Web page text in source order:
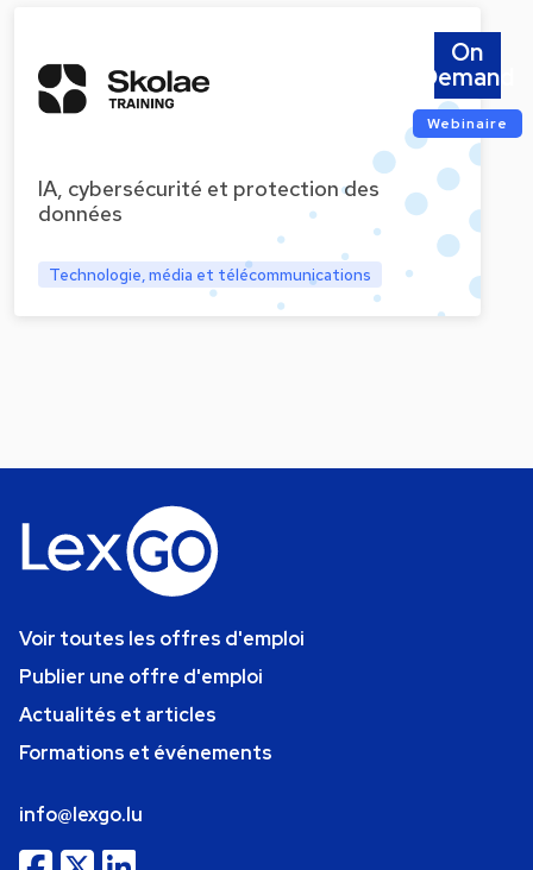
IA, cybersécurité et protection des
données
Technologie, média et télécommunications
On
Demand
Webinaire
Voir toutes les offres d'emploi
Publier une offre d'emploi
Actualités et articles
Formations et événements
info@lexgo.lu